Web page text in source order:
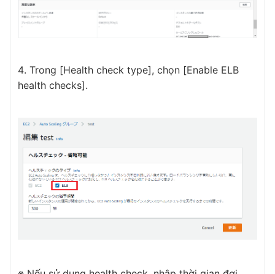
Trong [Health check type], chọn [Enable ELB
health checks].